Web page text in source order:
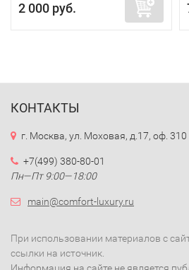
2 000 руб.
КОНТАКТЫ
г. Москва, ул. Моховая, д.17, оф. 310
+7(499) 380-80-01
Пн—Пт 9:00—18:00
main@comfort-luxury.ru
При использовании материалов с
ссылки на источник.